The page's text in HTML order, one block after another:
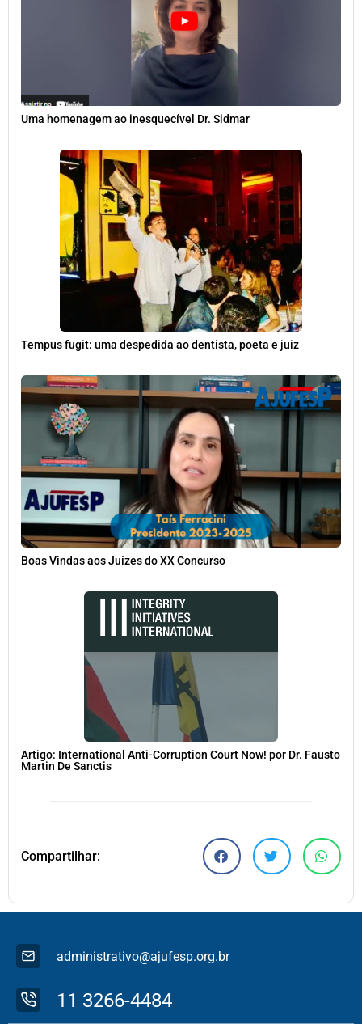
Uma homenagem ao inesquecível Dr. Sidmar
Tempus fugit: uma despedida ao dentista, poeta e juiz
Boas Vindas aos Juízes do XX Concurso
Artigo: International Anti-Corruption Court Now! por Dr. Fausto
Martin De Sanctis
Compartilhar:
administrativo@ajufesp.org.br
11 3266-4484